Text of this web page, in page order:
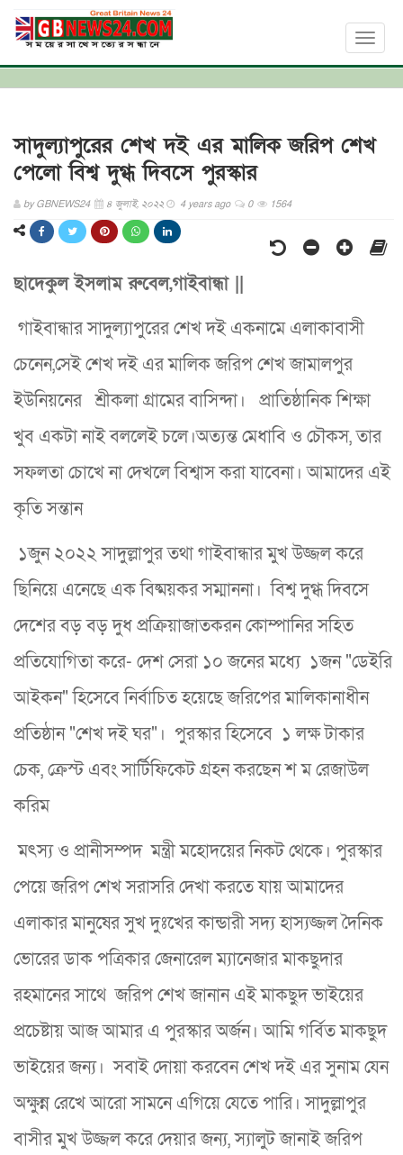
Toggle
সাদুল্যাপুরের শেখ দই এর মালিক জরিপ শেখ
পেলো বিশ্ব দুগ্ধ দিবসে পুরস্কার
byGBNEWS24 ৪ জুলাই, ২০২২ 4 years ago 0 1564
ছাদেকুল ইসলাম রুবেল,গাইবান্ধা ||
গাইবান্ধার সাদুল্যাপুরের শেখ দই একনামে এলাকাবাসী
চেনেন,সেই শেখ দই এর মালিক জরিপ শেখ জামালপুর
ইউনিয়নের শ্রীকলা গ্রামের বাসিন্দা। প্রাতিষ্ঠানিক শিক্ষা
খুব একটা নাই বললেই চলে।অত্যন্ত মেধাবি ও চৌকস, তার
সফলতা চোখে না দেখলে বিশ্বাস করা যাবেনা। আমাদের এই
কৃতি সন্তান
১জুন ২০২২ সাদুল্লাপুর তথা গাইবান্ধার মুখ উজ্জল করে
ছিনিয়ে এনেছে এক বিষ্ময়কর সম্মাননা। বিশ্ব দুগ্ধ দিবসে
দেশের বড় বড় দুধ প্রক্রিয়াজাতকরন কোম্পানির সহিত
প্রতিযোগিতা করে- দেশ সেরা ১০ জনের মধ্যে ১জন "ডেইরি
আইকন" হিসেবে নির্বাচিত হয়েছে জরিপের মালিকানাধীন
প্রতিষ্ঠান "শেখ দই ঘর"। পুরস্কার হিসেবে ১ লক্ষ টাকার
চেক, ক্রেস্ট এবং সার্টিফিকেট গ্রহন করছেন শ ম রেজাউল
করিম
মৎস্য ও প্রানীসম্পদ মন্ত্রী মহোদয়ের নিকট থেকে। পুরস্কার
পেয়ে জরিপ শেখ সরাসরি দেখা করতে যায় আমাদের
এলাকার মানুষের সুখ দুঃখের কান্ডারী সদ্য হাস্যজ্জল দৈনিক
ভোরের ডাক পত্রিকার জেনারেল ম্যানেজার মাকছুদার
রহমানের সাথে জরিপ শেখ জানান এই মাকছুদ ভাইয়ের
প্রচেষ্টায় আজ আমার এ পুরস্কার অর্জন। আমি গর্বিত মাকছুদ
ভাইয়ের জন্য। সবাই দোয়া করবেন শেখ দই এর সুনাম যেন
অক্ষুন্ন রেখে আরো সামনে এগিয়ে যেতে পারি। সাদুল্লাপুর
বাসীর মুখ উজ্জল করে দেয়ার জন্য, স্যালুট জানাই জরিপ